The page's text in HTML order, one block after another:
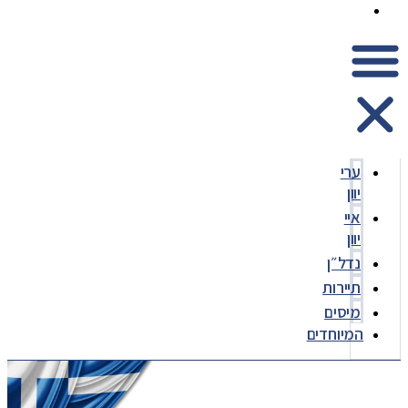
ערי
יוון
איי
יוון
נדל״ן
תיירות
מיסים
המיוחדים